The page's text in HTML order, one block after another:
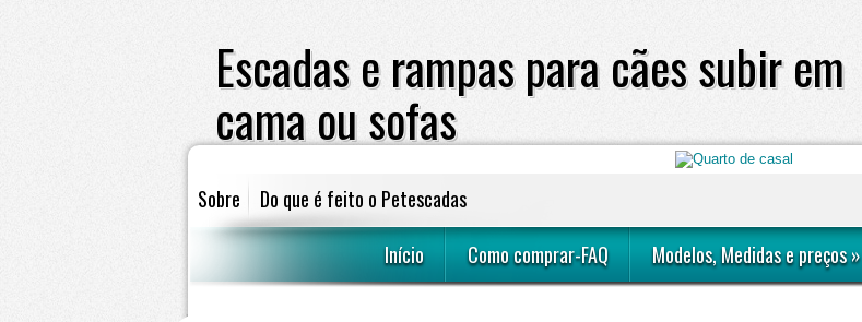
Escadas e rampas para cães subir em
cama ou sofas
escadas e rampas para cães subir em sofá ou cama
Sobre
Do que é feito o Petescadas
Início
Como comprar-FAQ Modelos, Medidas e preços»